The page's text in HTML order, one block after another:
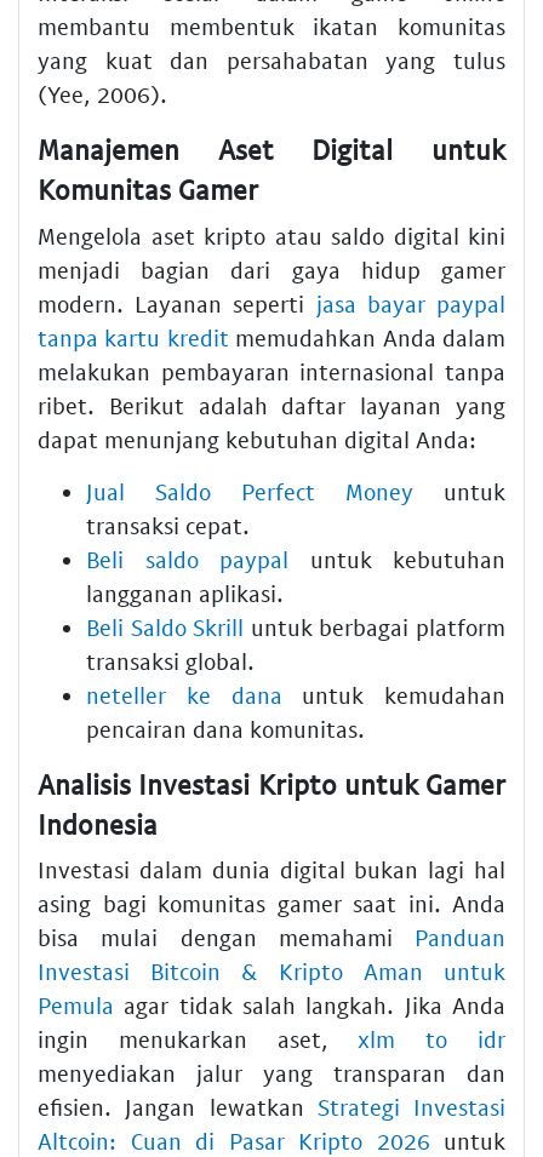
membantu membentuk ikatan komunitas
yang kuat dan persahabatan yang tulus
(Yee, 2006).
Manajemen Aset Digital untuk
Komunitas Gamer
Mengelola aset kripto atau saldo digital kini
menjadi bagian dari gaya hidup gamer
modern. Layanan seperti jasa bayar paypal
tanpa kartu kredit memudahkan Anda dalam
melakukan pembayaran internasional tanpa
ribet. Berikut adalah daftar layanan yang
dapat menunjang kebutuhan digital Anda:
Jual Saldo Perfect Money untuk
transaksi cepat.
Beli saldo paypal untuk kebutuhan
langganan aplikasi.
Beli Saldo Skrill untuk berbagai platform
transaksi global.
neteller ke dana untuk kemudahan
pencairan dana komunitas.
Analisis Investasi Kripto untuk Gamer
Indonesia
Investasi dalam dunia digital bukan lagi hal
asing bagi komunitas gamer saat ini. Anda
bisa mulai dengan memahami Panduan
Investasi Bitcoin & Kripto Aman untuk
Pemula agar tidak salah langkah. Jika Anda
ingin menukarkan aset, xlm to idr
menyediakan jalur yang transparan dan
efisien. Jangan lewatkan Strategi Investasi
Altcoin: Cuan di Pasar Kripto 2026 untuk